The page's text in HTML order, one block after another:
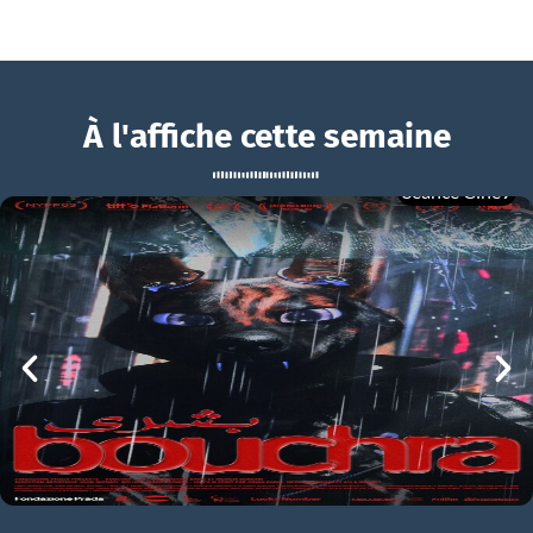
Hamnet
Hamnet Bande-annonce VO STFR
À l'affiche cette semaine
BOUCHRA
mer 05/08
21h00